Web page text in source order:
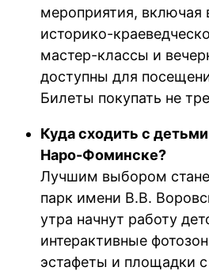
мероприятия, включая
историко-
мастер-классы и
доступны для
Билеты покупать не
Куда сходить с
Наро-Фоминске?
Лучшим выбором
парк имени В.В.
утра начнут работу
интерактивные
эстафеты и площадки